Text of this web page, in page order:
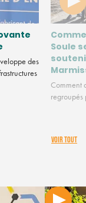
des
Soule
Comment
regroupés
VOIR TOUT